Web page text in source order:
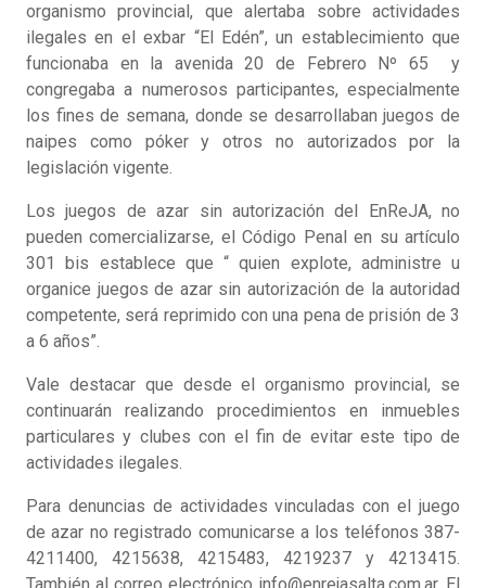
organismo provincial, que alertaba sobre actividades
ilegales en el exbar “El Edén”, un establecimiento que
funcionaba en la avenida 20 de Febrero Nº 65 y
congregaba a numerosos participantes, especialmente
los fines de semana, donde se desarrollaban juegos de
naipes como póker y otros no autorizados por la
legislación vigente.
Los juegos de azar sin autorización del EnReJA, no
pueden comercializarse, el Código Penal en su artículo
301 bis establece que “ quien explote, administre u
organice juegos de azar sin autorización de la autoridad
competente, será reprimido con una pena de prisión de 3
a 6 años”.
Vale destacar que desde el organismo provincial, se
continuarán realizando procedimientos en inmuebles
particulares y clubes con el fin de evitar este tipo de
actividades ilegales.
Para denuncias de actividades vinculadas con el juego
de azar no registrado comunicarse a los teléfonos 387-
4211400, 4215638, 4215483, 4219237 y 4213415.